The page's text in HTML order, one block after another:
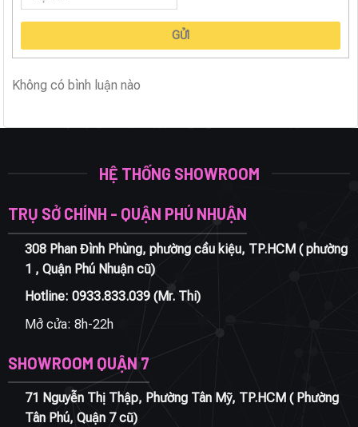
GỬI
Không có bình luận nào
HỆ THỐNG SHOWROOM
TRỤ SỞ CHÍNH - QUẬN PHÚ NHUẬN
308 Phan Đình Phùng, phường cầu kiệu, TP.HCM ( phường
1 , Quận Phú Nhuận cũ)
Hotline: 0933.833.039(Mr. Thi)
Mở cửa: 8h-22h
SHOWROOM QUẬN 7
71 Nguyễn Thị Thập, Phường Tân Mỹ, TP.HCM ( Phường
Tân Phú, Quận 7 cũ)